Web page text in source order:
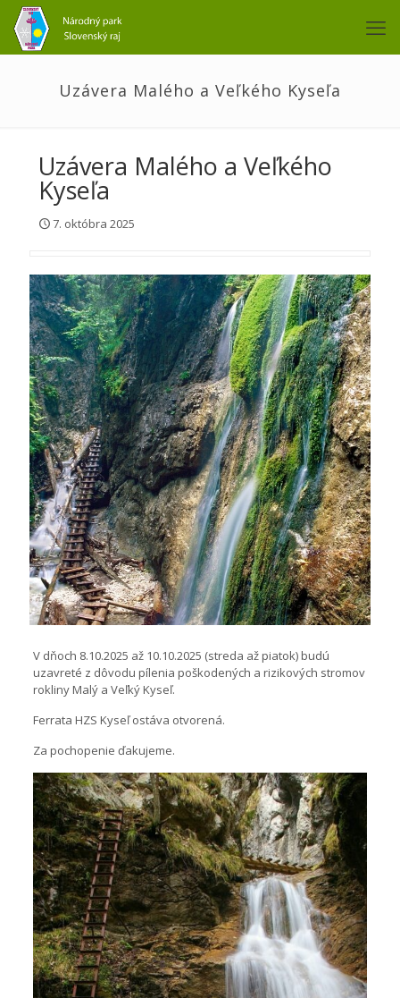
Uzávera Malého a Veľkého Kyseľa
Uzávera Malého a Veľkého
Kyseľa
7. októbra 2025
V dňoch 8.10.2025 až 10.10.2025 (streda až piatok) budú
uzavreté z dôvodu pílenia poškodených a rizikových stromov
rokliny Malý a Veľký Kyseľ.
Ferrata HZS Kyseľ ostáva otvorená.
Za pochopenie ďakujeme.